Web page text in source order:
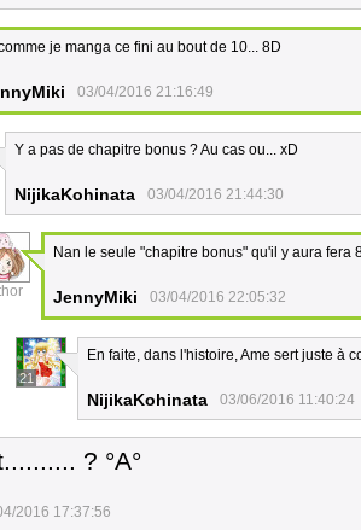
je manga ce fini au bout de 10... 8D
03/04/2016 21:16:49
Y a pas de chapitre bonus ? Au cas ou... xD
NijikaKohinata 03/04/2016 21:44:30
Nan le seule "chapitre bonus" qu'il y aura fera
JennyMiki 03/04/2016 22:05:32
21
En faite, dans l'histoire, Ame sert juste à
NijikaKohinata 03/06/2016 11:40:24
? °A°
2016 17:37:56